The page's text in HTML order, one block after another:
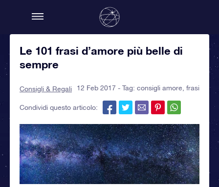
Le 101 frasi d’amore più belle di
sempre
Consigli & Regali 12 Feb 2017 - Tag: consigli amore frasi
Condividi questo articolo: